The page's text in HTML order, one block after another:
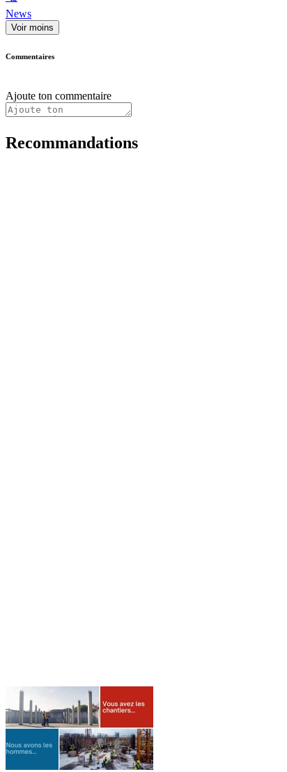
News
Voir moins
Commentaires
Ajoute ton commentaire
Recommandations